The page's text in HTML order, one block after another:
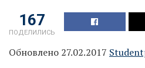
167
ПОДЕЛИЛИСЬ
Обновлено 27.02.2017